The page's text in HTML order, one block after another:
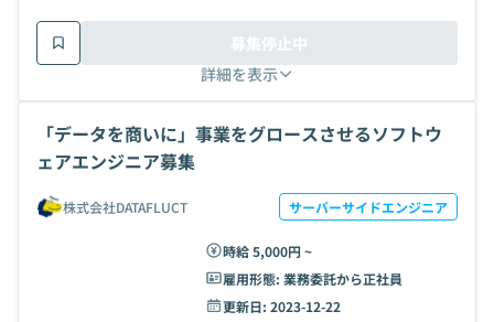
詳細を表示
募集停止中
「データを商いに」事業をグロースさせるソフトウ
ェアエンジニア募集
株式会社DATAFLUCT サーバーサイドエンジニア
時給 5,000円 ~
雇用形態: 業務委託から正社員
更新日: 2023-12-22